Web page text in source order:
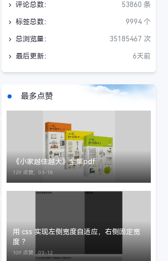
评论总数： 53860 条
标签总数： 9994 个
总浏览量： 35185467 次
最后更新： 6天前
最多点赞
《小家越住越大》全集pdf
129 点赞， 03-18
用 css 实现左侧宽度自适应，右侧固定宽
度 ？
109 点赞， 03-12